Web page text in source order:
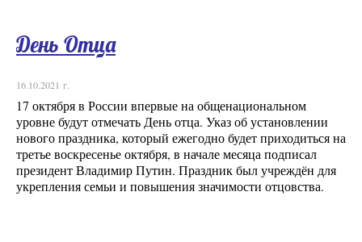
День Отца
16.10.2021 г.
17 октября в России впервые на общенациональном
уровне будут отмечать День отца. Указ об установлении
нового праздника, который ежегодно будет приходиться на
третье воскресенье октября, в начале месяца подписал
президент Владимир Путин. Праздник был учреждён для
укрепления семьи и повышения значимости отцовства.